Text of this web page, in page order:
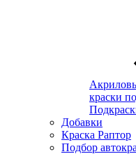
краски
Добавки
Краска Раптор
Подбор